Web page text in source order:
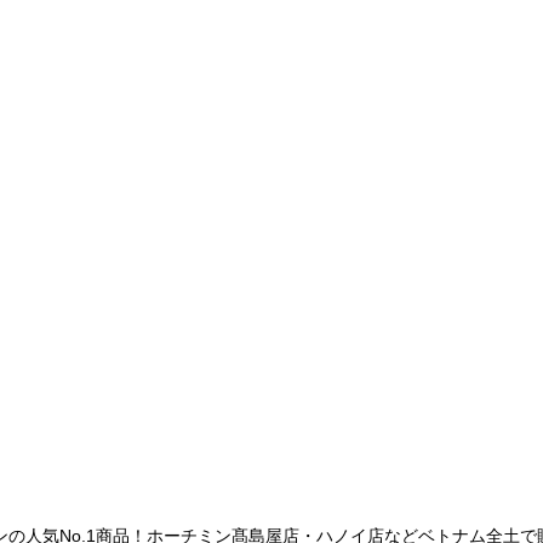
の人気No.1商品！ホーチミン髙島屋店・ハノイ店などベトナム全土で